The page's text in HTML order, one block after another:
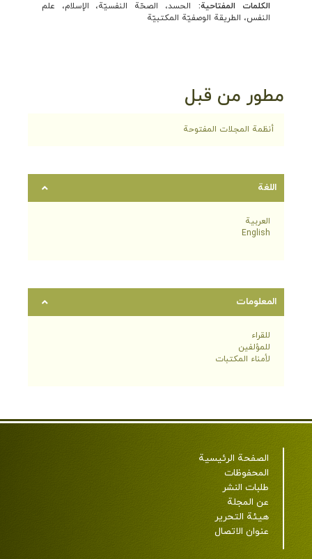
الكلمات المفتاحية:
الحسد، الصحّة النفسيّة، الإسلام، علم
النفس، الطريقة الوصفيّة المكتبيّة
مطور من قبل
أنظمة المجلات المفتوحة
اللغة
العربية
English
المعلومات
للقراء
للمؤلفين
لأمناء المكتبات
الصفحة الرئيسية
المحفوظات
طلبات النشر
عن المجلة
هيئة التحرير
عنوان الاتصال